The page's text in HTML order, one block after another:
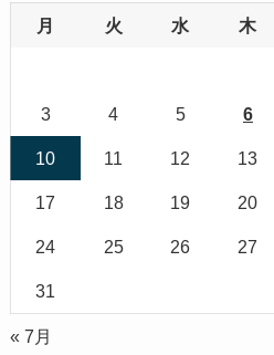
月 火 水 木
3 4 5 6
10 11 12 13
17 18 19 20
24 25 26 27
31
« 7月